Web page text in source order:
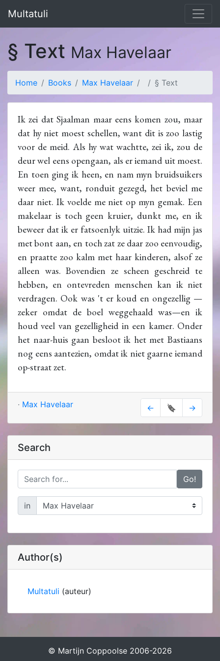
Multatuli
§ Text Max Havelaar
Home Books Max Havelaar § Text
Ik zei dat Sjaalman maar eens komen zou, maar
dat hy niet moest schellen, want dit is zoo lastig
voor de meid. Als hy wat wachtte, zei ik, zou de
deur wel eens opengaan, als er iemand uit moest.
En toen ging ik heen, en nam myn bruidsuikers
weer mee, want, ronduit gezegd, het beviel me
daar niet. Ik voelde me niet op myn gemak. Een
makelaar is toch geen kruier, dunkt me, en ik
beweer dat ik er fatsoenlyk uitzie. Ik had mijn jas
met bont aan, en toch zat ze daar zoo eenvoudig,
en praatte zoo kalm met haar kinderen, alsof ze
alleen was. Bovendien ze scheen geschreid te
hebben, en ontevreden menschen kan ik niet
verdragen. Ook was 't er koud en ongezellig —
zeker omdat de boel weggehaald was—en ik
houd veel van gezelligheid in een kamer. Onder
het naar-huis gaan besloot ik het met Bastiaans
nog eens aantezien, omdat ik niet gaarne iemand
op-straat zet.
· Max Havelaar ← 🔖 →
Search
Go!
in
Author(s)
Multatuli (auteur)
© Martijn Coppoolse 2006-2026